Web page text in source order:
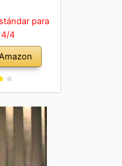
para
4/4